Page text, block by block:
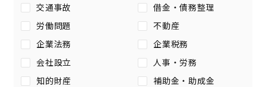
交通事故
借金・債務整理
労働問題
不動産
企業法務
企業税務
会社設立
人事・労務
知的財産
補助金・助成金